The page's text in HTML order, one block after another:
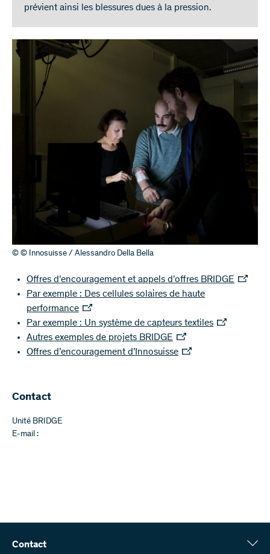
prévient ainsi les blessures dues à la pression.
© © Innosuisse / Alessandro Della Bella
Offres d’encouragement et appels d’offres BRIDGE
Par exemple : Des cellules solaires de haute
performance
Par exemple : Un système de capteurs textiles
Autres exemples de projets BRIDGE
Offres d’encouragement d’Innosuisse
Contact
Unité BRIDGE
E-mail :
Contact